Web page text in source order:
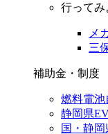
行ってみ
メ
三
補助金・制度
燃料電池
静岡県
国・静